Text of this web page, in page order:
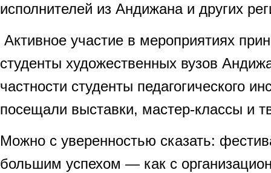
исполнителей из Андижана и других
Активное участие в мероприятиях
студенты художественных вузов
частности студенты педагогического
посещали выставки, мастер-классы и
Можно с уверенностью сказать:
большим успехом — как с